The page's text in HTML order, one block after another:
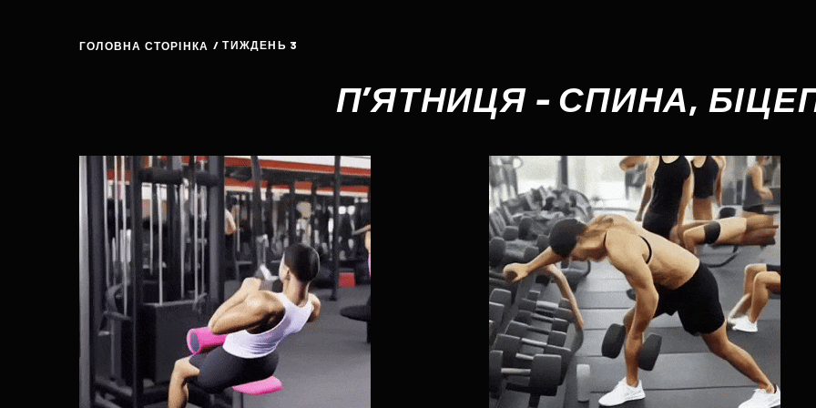
П’ЯТНИЦЯ - СПИНА,
ГОЛОВНА СТОРІНКА / ТИЖДЕНЬ 3